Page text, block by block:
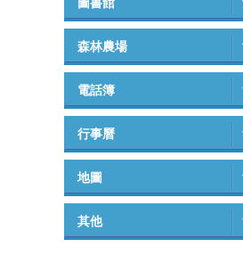
森林農場
電話簿
行事曆
地圖
其他